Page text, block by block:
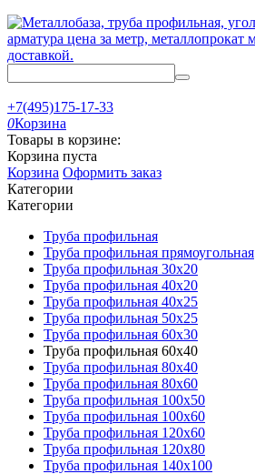
+7(495)175-17-33
0Корзина
Товары в корзине:
Корзина пуста
Корзина Оформить заказ
Категории
Категории
Труба профильная
Труба профильная прямоугольная
Труба профильная 30x20
Труба профильная 40х20
Труба профильная 40х25
Труба профильная 50х25
Труба профильная 60х30
Труба профильная 60х40
Труба профильная 80х40
Труба профильная 80х60
Труба профильная 100х50
Труба профильная 100х60
Труба профильная 120х60
Труба профильная 120х80
Труба профильная 140х100